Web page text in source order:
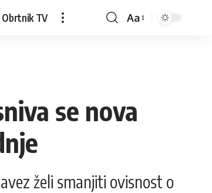
Obrtnik TV Aa
se nova
želi smanjiti ovisnost o